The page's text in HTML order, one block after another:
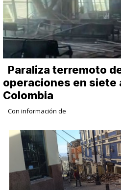
Paraliza terremoto
operaciones en siete
Colombia
Con información de